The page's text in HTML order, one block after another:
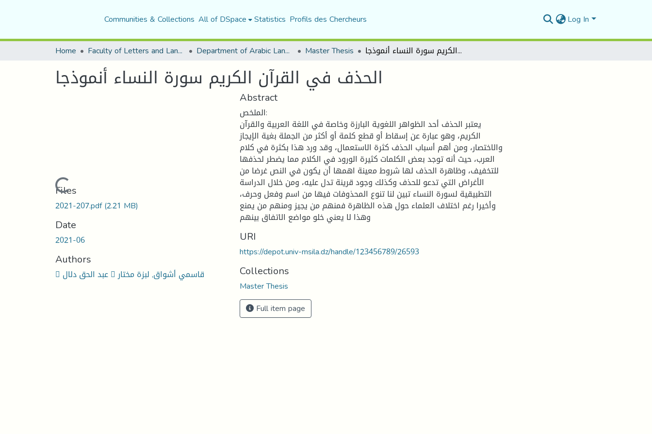
Communities & Collections All of DSpace Statistics Profils des Chercheurs Log In
Home Faculty of Letters and Languages Department of Arabic Language and Literature Master Thesis الحذف في القرآن الكريم سورة النساء أنموذجا
الحذف في القرآن الكريم سورة النساء أنموذجا
Loading...
Files
2021-207.pdf(2.21 MB)
Date
2021-06
Authors
 عبد الحق دلال  قاسمي أشواق, لبزة مختار
Abstract
الملخص:
يعتبر الحذف أحد الظواهر اللغوية البارزة وخاصة في اللغة العربية والقرآن
الكريم، وهو عبارة عن إسقاط أو قطع كلمة أو أكثر من الجملة بغية الإيجاز
والاختصار، ومن أهم أسباب الحذف كثرة الاستعمال، وقد ورد هذا بكثرة في كلام
العرب، حيث أنه توجد بعض الكلمات كثيرة الورود في الكلام مما يضطر لحذفها
للتخفيف، وظاهرة الحذف لها شروط معينة اهمها أن يكون في النص غرضا من
الأغراض التي تدعو للحذف وكذلك وجود قرينة تدل عليه، ومن خلال الدراسة
التطبيقية لسورة النساء تبين لنا تنوع المحذوفات فيها من اسم وفعل وحرف،
وأخيرا رغم اختلاف العلماء حول هذه الظاهرة فمنهم من يجيز ومنهم من يمنع
وهذا لا يعني خلو مواضع الاتفاق بينهم
URI
https://depot.univ-msila.dz/handle/123456789/26593
Collections
Master Thesis
Full item page